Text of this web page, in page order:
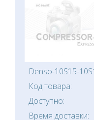
Denso-10S15-
Код товара:
Доступно:
Время доставки: